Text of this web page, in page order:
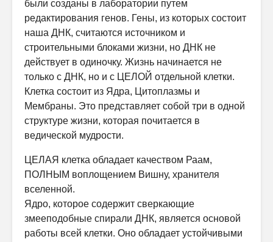
были созданы в лаборатории путем
редактирования генов. Гены, из которых состоит
наша ДНК, считаются источником и
строительными блоками жизни, но ДНК не
действует в одиночку. Жизнь начинается не
только с ДНК, но и с ЦЕЛОЙ отдельной клетки.
Клетка состоит из Ядра, Цитоплазмы и
Мембраны. Это представляет собой три в одной
структуре жизни, которая почитается в
ведической мудрости.
ЦЕЛАЯ клетка обладает качеством Раам,
ПОЛНЫМ воплощением Вишну, хранителя
вселенной.
Ядро, которое содержит сверкающие
змееподобные спирали ДНК, является основой
работы всей клетки. Оно обладает устойчивыми